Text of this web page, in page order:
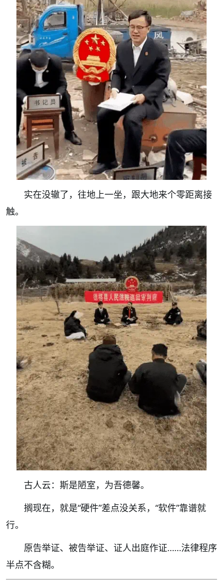
实在没辙了，往地上一坐，跟大地来个零距离接
触。
古人云：斯是陋室，为吾德馨。
搁现在，就是“硬件”差点没关系，“软件”靠谱就
行。
原告举证、被告举证、证人出庭作证……法律程序
半点不含糊。